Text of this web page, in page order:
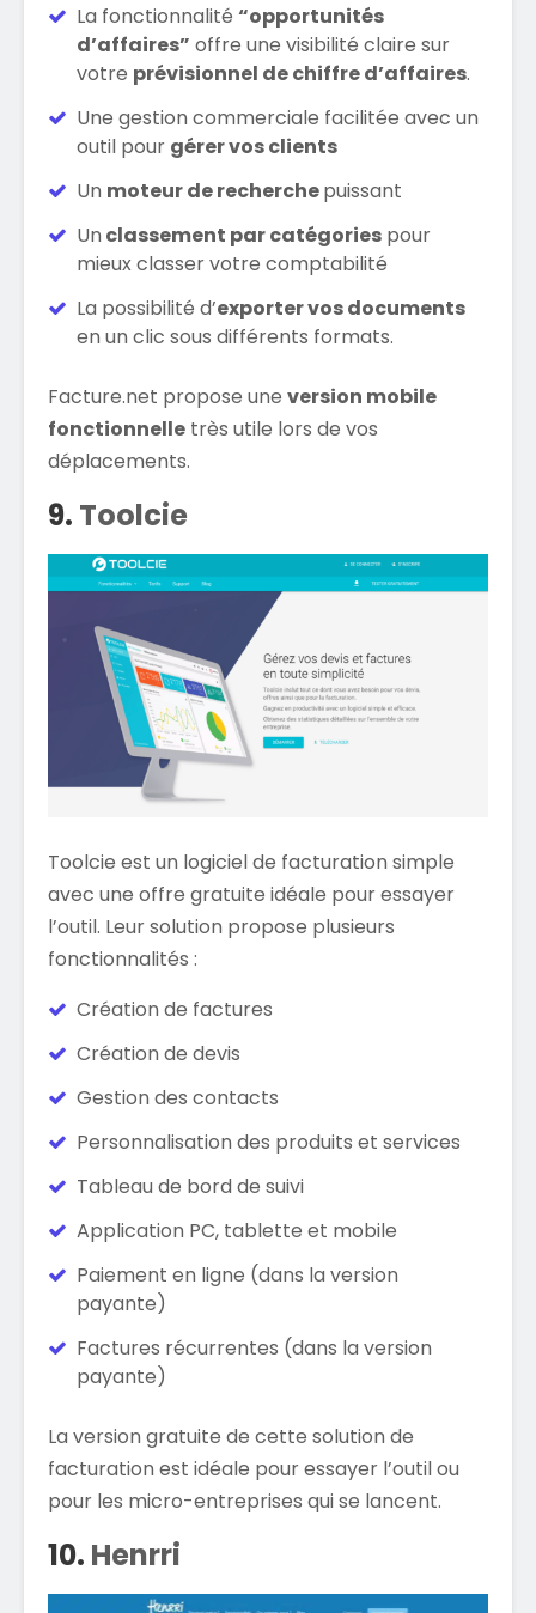
La fonctionnalité “opportunités
d’affaires” offre une visibilité claire sur
votre prévisionnel de chiffre d’affaires.
Une gestion commerciale facilitée avec un
outil pour gérer vos clients
Un moteur de recherchepuissant
Un classement par catégories pour
mieux classer votre comptabilité
La possibilité d’exporter vos documents
en un clic sous différents formats.
Facture.net propose une version mobile
fonctionnelle très utile lors de vos
déplacements.
9. Toolcie
Toolcie est un logiciel de facturation simple
avec une offre gratuite idéale pour essayer
l’outil. Leur solution propose plusieurs
fonctionnalités :
Création de factures
Création de devis
Gestion des contacts
Personnalisation des produits et services
Tableau de bord de suivi
Application PC, tablette et mobile
Paiement en ligne (dans la version
payante)
Factures récurrentes (dans la version
payante)
La version gratuite de cette solution de
facturation est idéale pour essayer l’outil ou
pour les micro-entreprises qui se lancent.
10. Henrri